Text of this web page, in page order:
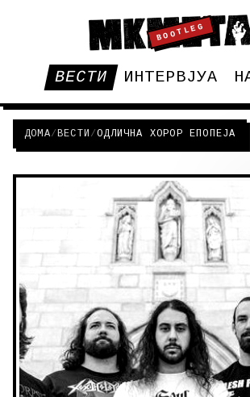
BOOTLEG
ВЕСТИ ИНТЕРВЈУА
ДОМА/ВЕСТИ /ОДЛИЧНА ХОРОР ЕПОПЕЈА